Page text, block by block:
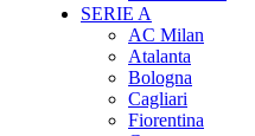
SERIE A
AC Milan
Atalanta
Bologna
Cagliari
Fiorentina